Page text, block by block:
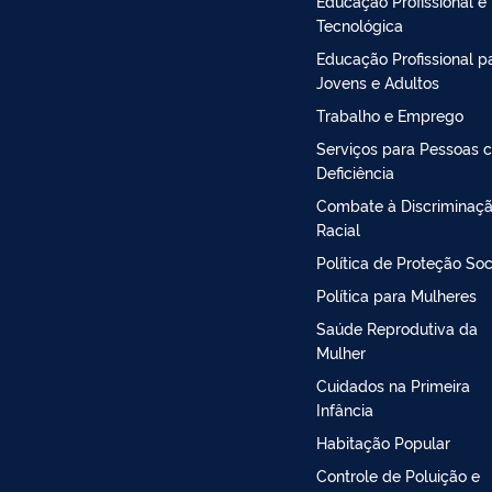
Tecnológica
Educação Profissional
Jovens e Adultos
Trabalho e Emprego
Serviços para Pessoas
Deficiência
Combate à
Racial
Política de Proteção
Política para Mulheres
Saúde Reprodutiva da
Mulher
Cuidados na Primeira
Infância
Habitação Popular
Controle de Poluição e